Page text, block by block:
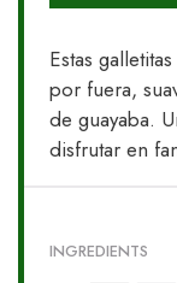
Estas
por fuera,
de guayaba.
disfrutar en
INGREDIENTS